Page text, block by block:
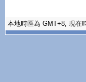
本地時區為 GMT+8, 現在